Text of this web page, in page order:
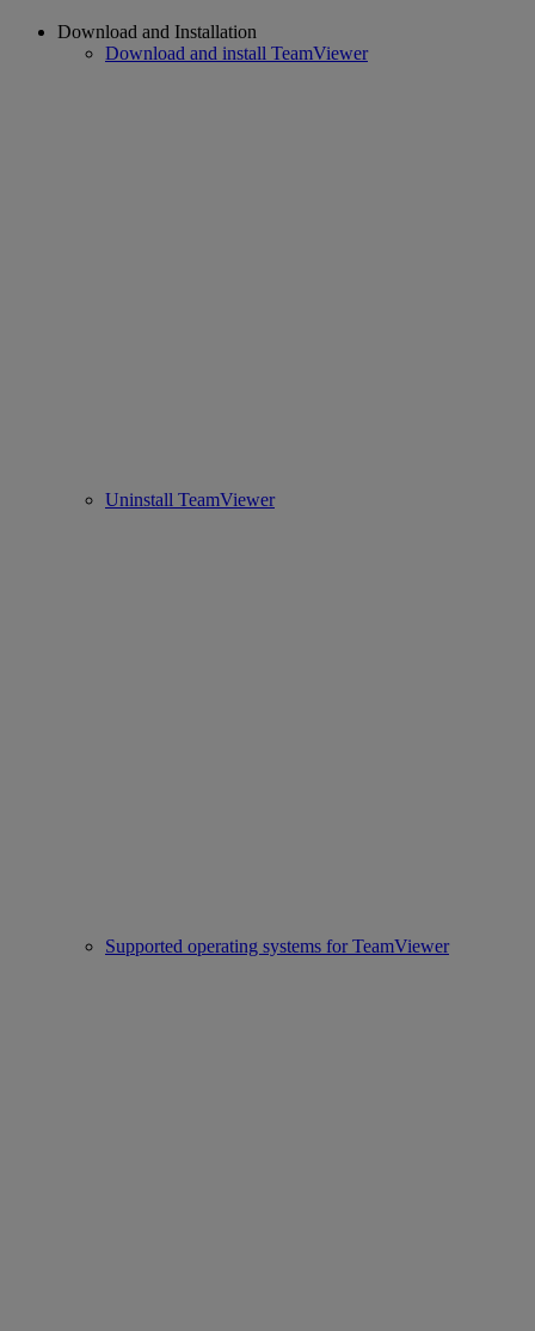
Download and Installation
Download and install TeamViewer
Uninstall TeamViewer
Supported operating systems for TeamViewer